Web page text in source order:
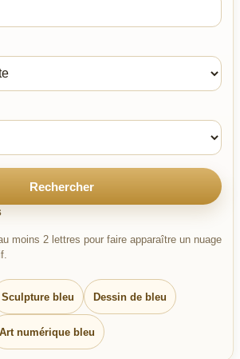
Rechercher
moins 2 lettres pour faire apparaître un nuage
Sculpture bleu Dessin de bleu
Art numérique bleu